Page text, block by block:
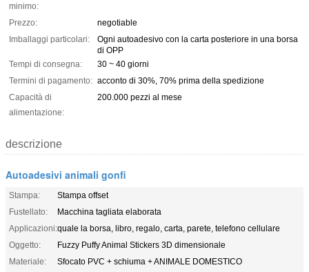
minimo:
Prezzo:
negotiable
Imballaggi particolari:
Ogni autoadesivo con la carta posteriore in una borsa
di OPP
Tempi di consegna:
30 ~ 40 giorni
Termini di pagamento: acconto di 30%, 70% prima della spedizione
Capacità di
alimentazione:
200.000 pezzi al mese
descrizione
Autoadesivi animali gonfi
Stampa:
Stampa offset
Fustellato:
Macchina tagliata elaborata
Applicazioni:quale la borsa, libro, regalo, carta, parete, telefono cellulare
Oggetto:
Fuzzy Puffy Animal Stickers 3D dimensionale
Materiale:
Sfocato PVC + schiuma + ANIMALE DOMESTICO